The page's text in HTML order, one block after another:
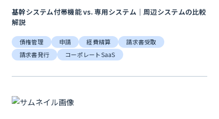
基幹システム付帯機能 vs. 専用システム｜周辺システムの比較
解説
債権管理 申請 経費精算
請求書受取
請求書発行
コーポレートSaaS